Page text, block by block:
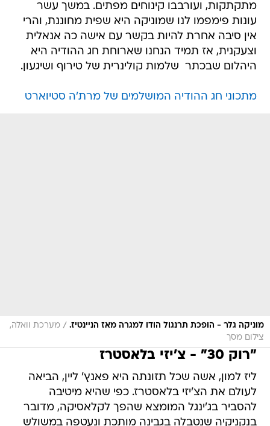
מתקתקות, ועורבבו קינוחים מפתים. במשך עשר
עונות פימפמו לנו שמוניקה היא שפית מחוננת, והרי
אין סיבה אחרת להיות בקשר עם אישה כה אנאלית
וצעקנית, אז תמיד הנחנו שארוחת חג ההודיה היא
היהלום שבכתר  שלמות קולינרית של טירוף ושיגעון.
מתכוני חג ההודיה המושלמים של מרת'ה סטיוארט
מוניקה גלר - הופכת תרנגול הודו למגרה מאז הניינטיז. / מערכת וואלה,
צילום מסך
"רוק 30" - צ'יזי בלאסטרז
ליז למון, אשה שכל תזונתה היא פאנץ' ליין, הביאה
לעולם את הצ'יזי בלאסטרז. כפי שהיא מיטיבה
להסביר בג'ינגל המומצא שהפך לקלאסיקה, מדובר
בנקניקיה שנטבלה בגבינה מותכת ונעטפה במשולש